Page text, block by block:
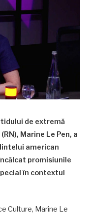
de extremă
Marine Le Pen, a
american
promisiunile
în contextul
Culture, Marine Le